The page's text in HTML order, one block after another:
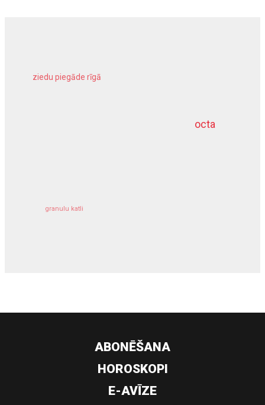
octa
ziedu piegāde rīgā
granulu katli
dziļurbums
ABONĒŠANA
HOROSKOPI
E-AVĪZE